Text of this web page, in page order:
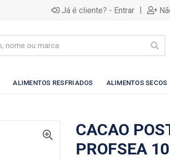
Já é cliente? - Entrar |
ALIMENTOS RESFRIADOS ALIMENTOS SECOS
CACAO
PROFSEA